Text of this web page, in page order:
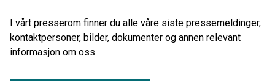
I vårt presserom finner du alle våre siste pressemeldinger,
kontaktpersoner, bilder, dokumenter og annen relevant
informasjon om oss.